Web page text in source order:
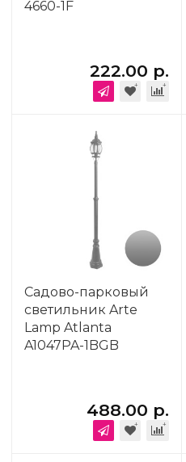
4660-1F
222.00 р.
Садово-парковый
светильник Arte
Lamp Atlanta
A1047PA-1BGB
488.00 р.